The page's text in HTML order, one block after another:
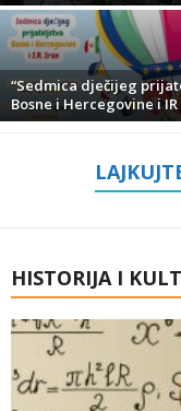
“Sedmica dječijeg
Bosne i Hercegovine i IR
HISTORIJA I